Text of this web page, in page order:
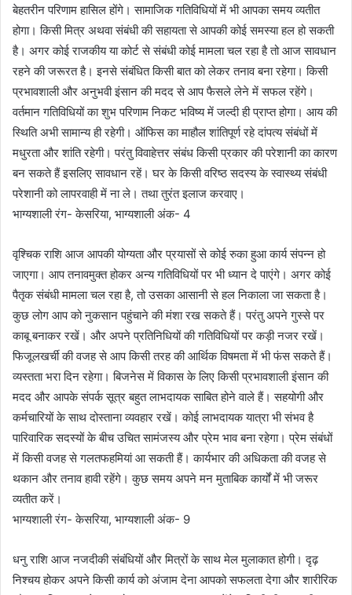
बेहतरीन परिणाम हासिल होंगे। सामाजिक गतिविधियों में भी आपका समय व्यतीत
होगा। किसी मित्र अथवा संबंधी की सहायता से आपकी कोई समस्या हल हो सकती
है। अगर कोई राजकीय या कोर्ट से संबंधी कोई मामला चल रहा है तो आज सावधान
रहने की जरूरत है। इनसे संबंधित किसी बात को लेकर तनाव बना रहेगा। किसी
प्रभावशाली और अनुभवी इंसान की मदद से आप फैसले लेने में सफल रहेंगे।
वर्तमान गतिविधियों का शुभ परिणाम निकट भविष्य में जल्दी ही प्राप्त होगा। आय की
स्थिति अभी सामान्य ही रहेगी। ऑफिस का माहौल शांतिपूर्ण रहे दांपत्य संबंधों में
मधुरता और शांति रहेगी। परंतु विवाहेत्तर संबंध किसी प्रकार की परेशानी का कारण
बन सकते हैं इसलिए सावधान रहें। घर के किसी वरिष्ठ सदस्य के स्वास्थ्य संबंधी
परेशानी को लापरवाही में ना ले। तथा तुरंत इलाज करवाए।
भाग्यशाली रंग- केसरिया, भाग्यशाली अंक- 4
वृश्चिक राशि आज आपकी योग्यता और प्रयासों से कोई रुका हुआ कार्य संपन्न हो
जाएगा। आप तनावमुक्त होकर अन्य गतिविधियों पर भी ध्यान दे पाएंगे। अगर कोई
पैतृक संबंधी मामला चल रहा है, तो उसका आसानी से हल निकाला जा सकता है।
कुछ लोग आप को नुकसान पहुंचाने की मंशा रख सकते हैं। परंतु अपने गुस्से पर
काबू बनाकर रखें। और अपने प्रतिनिधियों की गतिविधियों पर कड़ी नजर रखें।
फिजूलखर्ची की वजह से आप किसी तरह की आर्थिक विषमता में भी फंस सकते हैं।
व्यस्तता भरा दिन रहेगा। बिजनेस में विकास के लिए किसी प्रभावशाली इंसान की
मदद और आपके संपर्क सूत्र बहुत लाभदायक साबित होने वाले हैं। सहयोगी और
कर्मचारियों के साथ दोस्ताना व्यवहार रखें। कोई लाभदायक यात्रा भी संभव है
पारिवारिक सदस्यों के बीच उचित सामंजस्य और प्रेम भाव बना रहेगा। प्रेम संबंधों
में किसी वजह से गलतफहमियां आ सकती हैं। कार्यभार की अधिकता की वजह से
थकान और तनाव हावी रहेंगे। कुछ समय अपने मन मुताबिक कार्यों में भी जरूर
व्यतीत करें।
भाग्यशाली रंग- केसरिया, भाग्यशाली अंक- 9
धनु राशि आज नजदीकी संबंधियों और मित्रों के साथ मेल मुलाकात होगी। दृढ़
निश्चय होकर अपने किसी कार्य को अंजाम देना आपको सफलता देगा और शारीरिक